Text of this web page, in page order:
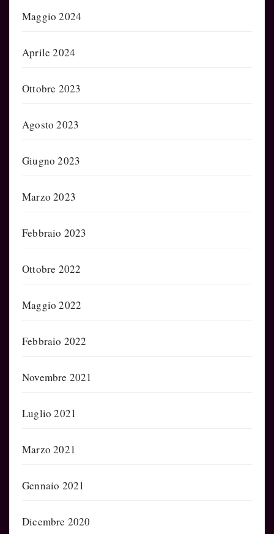
Maggio 2024
Aprile 2024
Ottobre 2023
Agosto 2023
Giugno 2023
Marzo 2023
Febbraio 2023
Ottobre 2022
Maggio 2022
Febbraio 2022
Novembre 2021
Luglio 2021
Marzo 2021
Gennaio 2021
Dicembre 2020